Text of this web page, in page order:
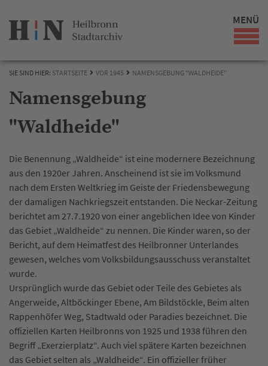
MENÜ
SIE SIND HIER: STARTSEITE VOR 1945 NAMENSGEBUNG "WALDHEIDE"
Namensgebung
"Waldheide"
Die Benennung „Waldheide“ ist eine modernere Bezeichnung
aus den 1920er Jahren. Anscheinend ist sie im Volksmund
nach dem Ersten Weltkrieg im Geiste der Friedensbewegung
der damaligen Nachkriegszeit entstanden. Die Neckar-Zeitung
berichtet am 27.7.1920 von einer angeblichen Idee von Kinder
das Gebiet „Waldheide“ zu nennen. Die Kinder waren, so der
Bericht, auf dem Heimatfest des Heilbronner Unterlandes
gewesen, welches vom Volksbildungsausschuss veranstaltet
wurde.
Ursprünglich wurde das Gebiet oder Teile des Gebietes als
Angerweide, Altböckinger Ebene, Am Bildstöckle, Beim alten
Rappenhöfer Weg, Stadtwald oder Paradies bezeichnet. Die
offiziellen Karten Heilbronns von 1925 und 1938 führen den
Begriff „Exerzierplatz“. Auch viel spätere Karten bezeichnen
das Gebiet selten als „Waldheide“. Ein offizieller früher